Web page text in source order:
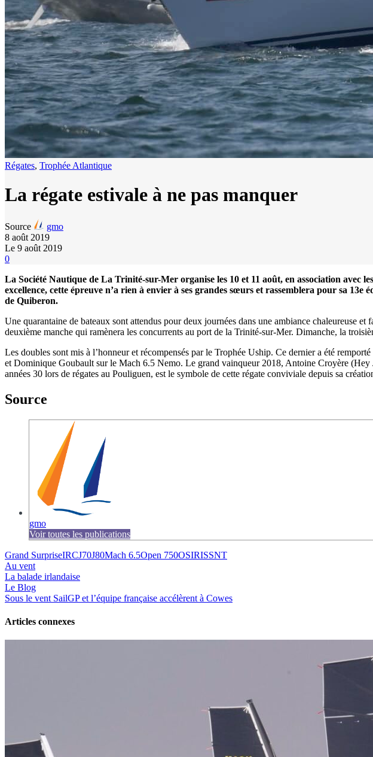
Source
Un an
28
Régates, Trophée Atlantique
La régate estivale à ne pas manquer
Source
gmo
8 août 2019
Le 9 août 2019
0
La Société Nautique de La Trinité-sur-Mer organise les 10 et 11 août, en association avec
excellence, cette épreuve n’a rien à envier à ses grandes sœurs et rassemblera pour sa
de Quiberon.
Une quarantaine de bateaux sont attendus pour deux journées dans une ambiance chaleureuse
deuxième manche qui ramènera les concurrents au port de la Trinité-sur-Mer. Dimanche, la
Les doubles sont mis à l’honneur et récompensés par le Trophée Uship. Ce dernier a été
et Dominique Goubault sur le Mach 6.5 Nemo. Le grand vainqueur 2018, Antoine Croyère
années 30 lors de régates au Pouliguen, est le symbole de cette régate conviviale depuis sa
Source
gmo
Voir toutes les publications
Grand SurpriseIRCJ70J80Mach 6.5Open 750OSIRISSNT
Au vent
La balade irlandaise
Le Blog
Sous le vent SailGP et l’équipe française accélèrent à Cowes
Articles connexes